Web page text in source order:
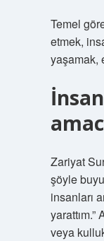
Temel
etmek,
yaşamak,
Zariyat
şöyle
insanları
yarattım.”
veya